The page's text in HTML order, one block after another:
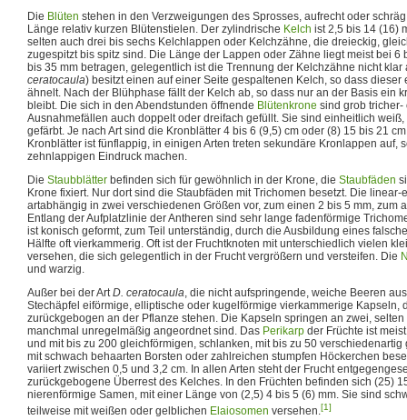
Die Blüten stehen in den Verzweigungen des Sprosses, aufrecht oder
Länge relativ kurzen Blütenstielen. Der zylindrische Kelch ist 2,5 bis 14 (16)
selten auch drei bis sechs Kelchlappen oder Kelchzähne, die dreieckig,
zugespitzt bis spitz sind. Die Länge der Lappen oder Zähne liegt meist bei 6
bis 35 mm betragen, gelegentlich ist die Trennung der Kelchzähne nicht klar
ceratocaula) besitzt einen auf einer Seite gespaltenen Kelch, so dass
ähnelt. Nach der Blühphase fällt der Kelch ab, so dass nur an der Basis ein
bleibt. Die sich in den Abendstunden öffnende Blütenkrone sind grob tricher-
Ausnahmefällen auch doppelt oder dreifach gefüllt. Sie sind einheitlich
gefärbt. Je nach Art sind die Kronblätter 4 bis 6 (9,5) cm oder (8) 15 bis 21
Kronblätter ist fünflappig, in einigen Arten treten sekundäre Kronlappen auf,
zehnlappigen Eindruck machen.
Die Staubblätter befinden sich für gewöhnlich in der Krone, die Staubfäden
Krone fixiert. Nur dort sind die Staubfäden mit Trichomen besetzt. Die
artabhängig in zwei verschiedenen Größen vor, zum einen 2 bis 5 mm, zum
Entlang der Aufplatzlinie der Antheren sind sehr lange fadenförmige
ist konisch geformt, zum Teil unterständig, durch die Ausbildung eines
Hälfte oft vierkammerig. Oft ist der Fruchtknoten mit unterschiedlich vielen
versehen, die sich gelegentlich in der Frucht vergrößern und versteifen. Die
und warzig.
Außer bei der ArtD. ceratocaula, die nicht aufspringende, weiche Beeren
Stechäpfel eiförmige, elliptische oder kugelförmige vierkammerige Kapseln,
zurückgebogen an der Pflanze stehen. Die Kapseln springen an zwei,
manchmal unregelmäßig angeordnet sind. Das Perikarp der Früchte ist
und mit bis zu 200 gleichförmigen, schlanken, mit bis zu 50 verschiedenartig
mit schwach behaarten Borsten oder zahlreichen stumpfen Höckerchen
variiert zwischen 0,5 und 3,2 cm. In allen Arten steht der Frucht
zurückgebogene Überrest des Kelches. In den Früchten befinden sich (25)
nierenförmige Samen, mit einer Länge von (2,5) 4 bis 5 (6) mm. Sie sind
teilweise mit weißen oder gelblichen Elaiosomen versehen.[1]